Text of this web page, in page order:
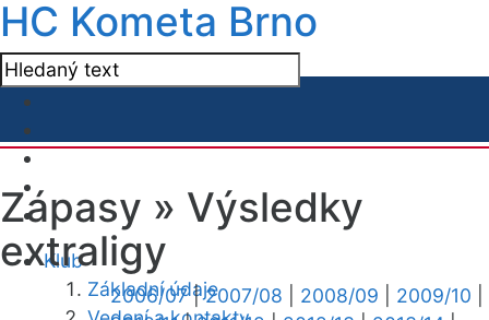
HC Kometa Brno
Klub
Základní údaje
Zápasy » Výsledky
extraligy
2006/07|2007/08 2008/09 2009/10